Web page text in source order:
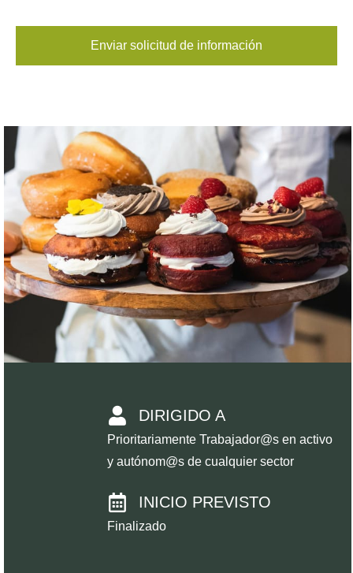
DIRIGIDO A
Prioritariamente Trabajador@s en activo
y autónom@s de cualquier sector
INICIO PREVISTO
Finalizado